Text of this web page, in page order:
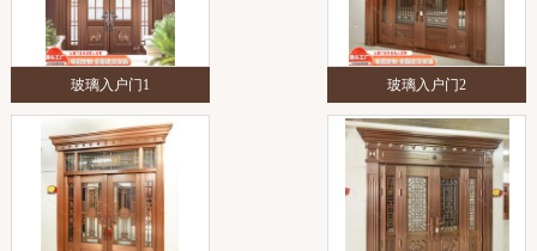
玻璃入户门1 玻璃入户门2